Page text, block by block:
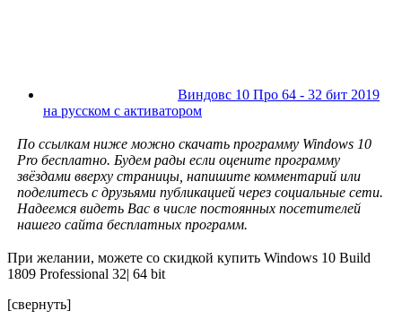
Виндовс 10 Про 64 - 32 бит 2019
на русском с активатором
По ссылкам ниже можно скачать программу Windows 10
Pro бесплатно. Будем рады если оцените программу
звёздами вверху страницы, напишите комментарий или
поделитесь с друзьями публикацией через социальные сети.
Надеемся видеть Вас в числе постоянных посетителей
нашего сайта бесплатных программ.
При желании, можете со скидкой купить Windows 10 Build
1809 Professional 32| 64 bit
[свернуть]